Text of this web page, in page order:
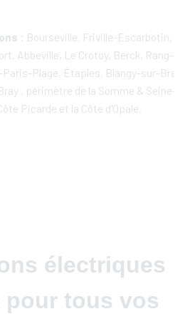
: Bourseville, Friville-Escarbotin,
Abbeville, Le Crotoy, Berck, Rang-
Paris-Plage, Étaples, Blangy-sur-
, périmètre de la Somme & Seine-
Picarde et la Côte d'Opale.
électriques
pour tous vos